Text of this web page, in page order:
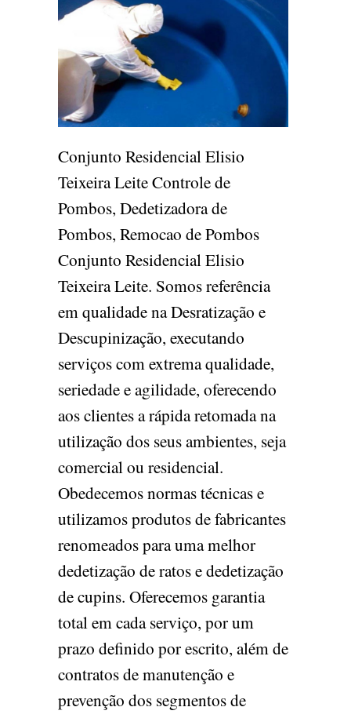
Conjunto Residencial Elisio
Teixeira Leite Controle de
Pombos, Dedetizadora de
Pombos, Remocao de Pombos
Conjunto Residencial Elisio
Teixeira Leite. Somos referência
em qualidade na Desratização e
Descupinização, executando
serviços com extrema qualidade,
seriedade e agilidade, oferecendo
aos clientes a rápida retomada na
utilização dos seus ambientes, seja
comercial ou residencial.
Obedecemos normas técnicas e
utilizamos produtos de fabricantes
renomeados para uma melhor
dedetização de ratos e dedetização
de cupins. Oferecemos garantia
total em cada serviço, por um
prazo definido por escrito, além de
contratos de manutenção e
prevenção dos segmentos de